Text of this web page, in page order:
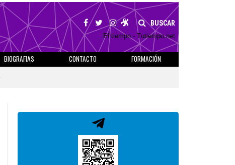
BUSCAR
El tiempo - Tutiempo.net
BIOGRAFIAS CONTACTO
FORMACIÓN